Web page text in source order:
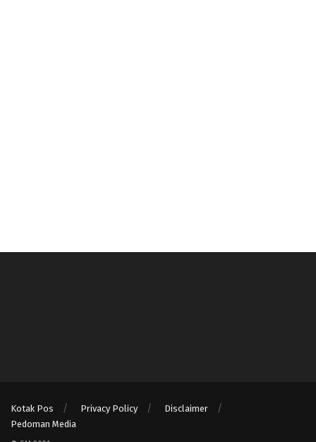
Kotak Pos Privacy Policy
Disclaimer
Pedoman Media